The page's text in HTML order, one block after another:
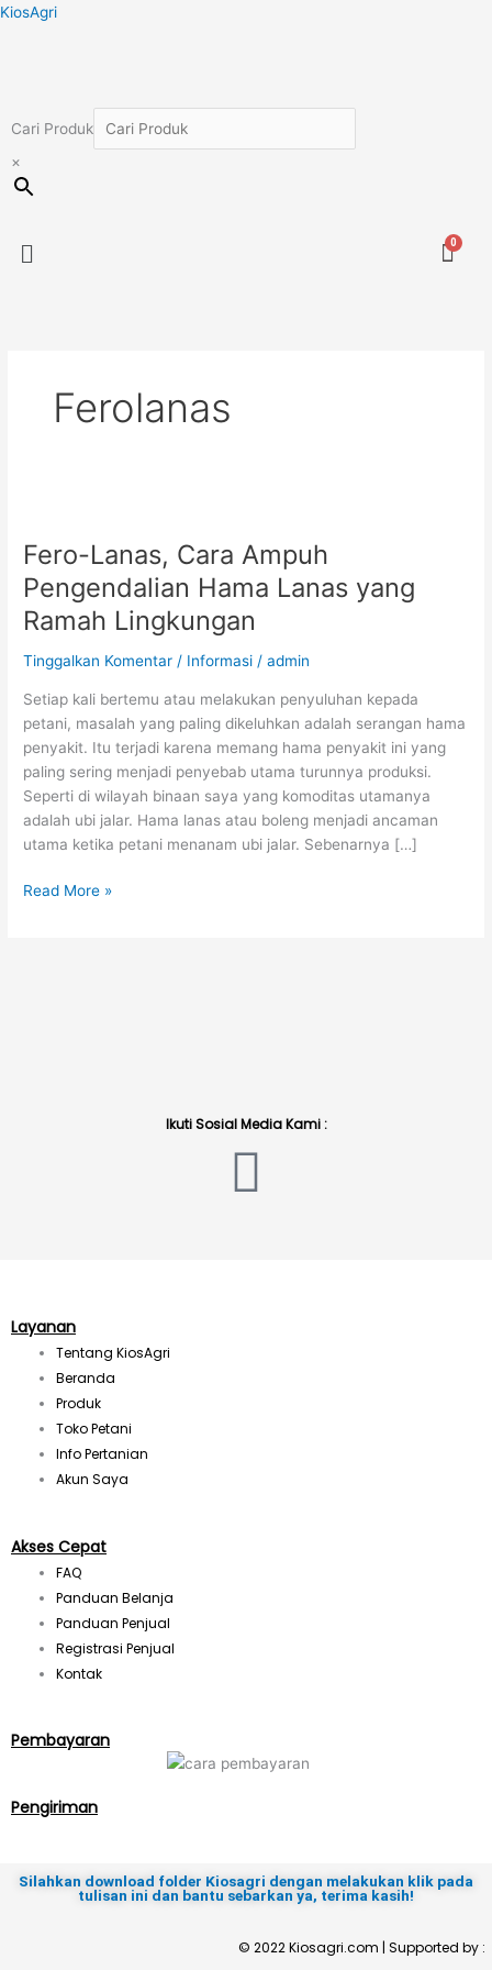
Lewati
KiosAgri
Cari Produk
×
Menu
Ferolanas
Fero-Lanas, Cara Ampuh
Pengendalian Hama Lanas yang
Ramah Lingkungan
Tinggalkan Komentar / Informasi /admin
Setiap kali bertemu atau melakukan penyuluhan kepada
petani, masalah yang paling dikeluhkan adalah serangan hama
penyakit. Itu terjadi karena memang hama penyakit ini yang
paling sering menjadi penyebab utama turunnya produksi.
Seperti di wilayah binaan saya yang komoditas utamanya
adalah ubi jalar. Hama lanas atau boleng menjadi ancaman
utama ketika petani menanam ubi jalar. Sebenarnya […]
Cara
Ampuh
Pengendalian
Hama
yang
Ramah
Lingkungan
Read More »
Ikuti Sosial Media Kami :
I
Layanan
Tentang KiosAgri
Beranda
Produk
Toko Petani
Info Pertanian
Akun Saya
Akses Cepat
FAQ
Panduan Belanja
Panduan Penjual
Registrasi Penjual
Kontak
Pembayaran
Pengiriman
Silahkan download folder Kiosagri dengan melakukan klik pada
tulisan ini dan bantu sebarkan ya, terima kasih!
© 2022 Kiosagri.com | Supported by :